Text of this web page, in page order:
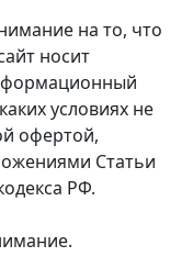
на то, что
носит
условиях не
офертой,
Статьи
РФ.